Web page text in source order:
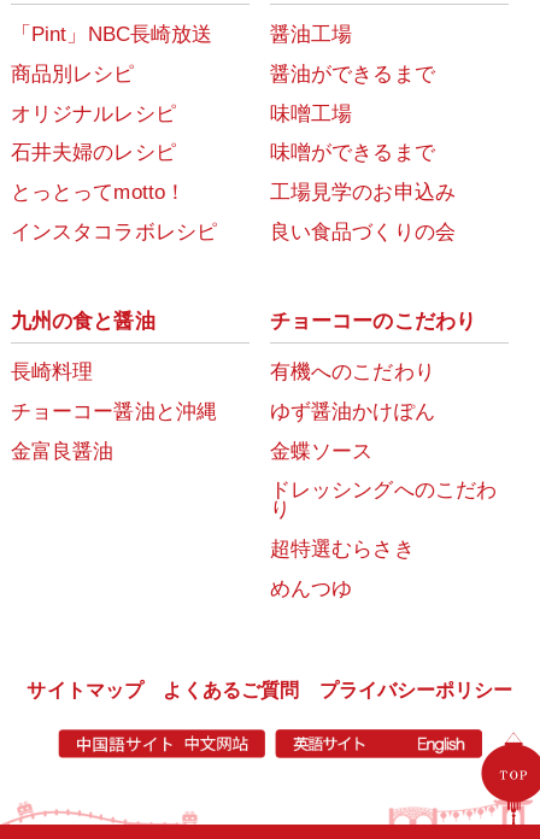
「Pint」NBC長崎放送
商品別レシピ
オリジナルレシピ
石井夫婦のレシピ
とっとってmotto！
インスタコラボレシピ
醤油工場
醤油ができるまで
味噌工場
味噌ができるまで
工場見学のお申込み
良い食品づくりの会
九州の食と醤油
長崎料理
チョーコー醤油と沖縄
金富良醤油
チョーコーのこだわり
有機へのこだわり
ゆず醤油かけぽん
金蝶ソース
ドレッシングへのこだわ
り
超特選むらさき
めんつゆ
サイトマップ よくあるご質問 プライバシーポリシー